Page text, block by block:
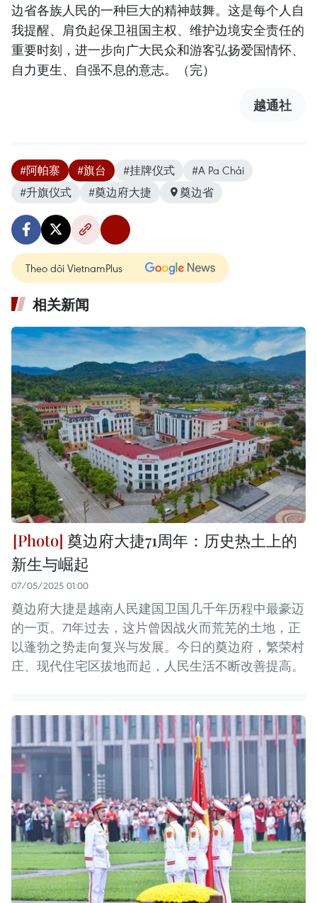
边省各族人民的一种巨大的精神鼓舞。这是每个人自
我提醒、肩负起保卫祖国主权、维护边境安全责任的
重要时刻，进一步向广大民众和游客弘扬爱国情怀、
自力更生、自强不息的意志。（完）
越通社
#阿帕寨 #旗台 #挂牌仪式
#A Pa Chải
#升旗仪式
#奠边府大捷 奠边省
Theo dõi VietnamPlus
相关新闻
奠边府大捷71周年：历史热土上的
新生与崛起
07/05/2025 01:00
奠边府大捷是越南人民建国卫国几千年历程中最豪迈
的一页。71年过去，这片曾因战火而荒芜的土地，正
以蓬勃之势走向复兴与发展。今日的奠边府，繁荣村
庄、现代住宅区拔地而起，人民生活不断改善提高。